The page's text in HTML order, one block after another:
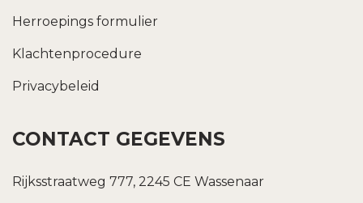
Herroepings formulier
Klachtenprocedure
Privacybeleid
CONTACT GEGEVENS
Rijksstraatweg 777, 2245 CE Wassenaar